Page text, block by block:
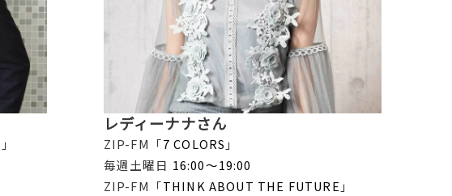
」
レディーナナさん
ZIP-FM「7 COLORS 」
毎週土曜日 16:00〜19:00
ZIP-FM「THINK ABOUT THE FUTURE 」